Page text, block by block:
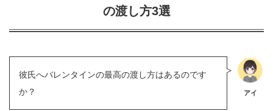
の渡し方3選
彼氏へバレンタインの最高の渡し方はあるのです
か？
アイ